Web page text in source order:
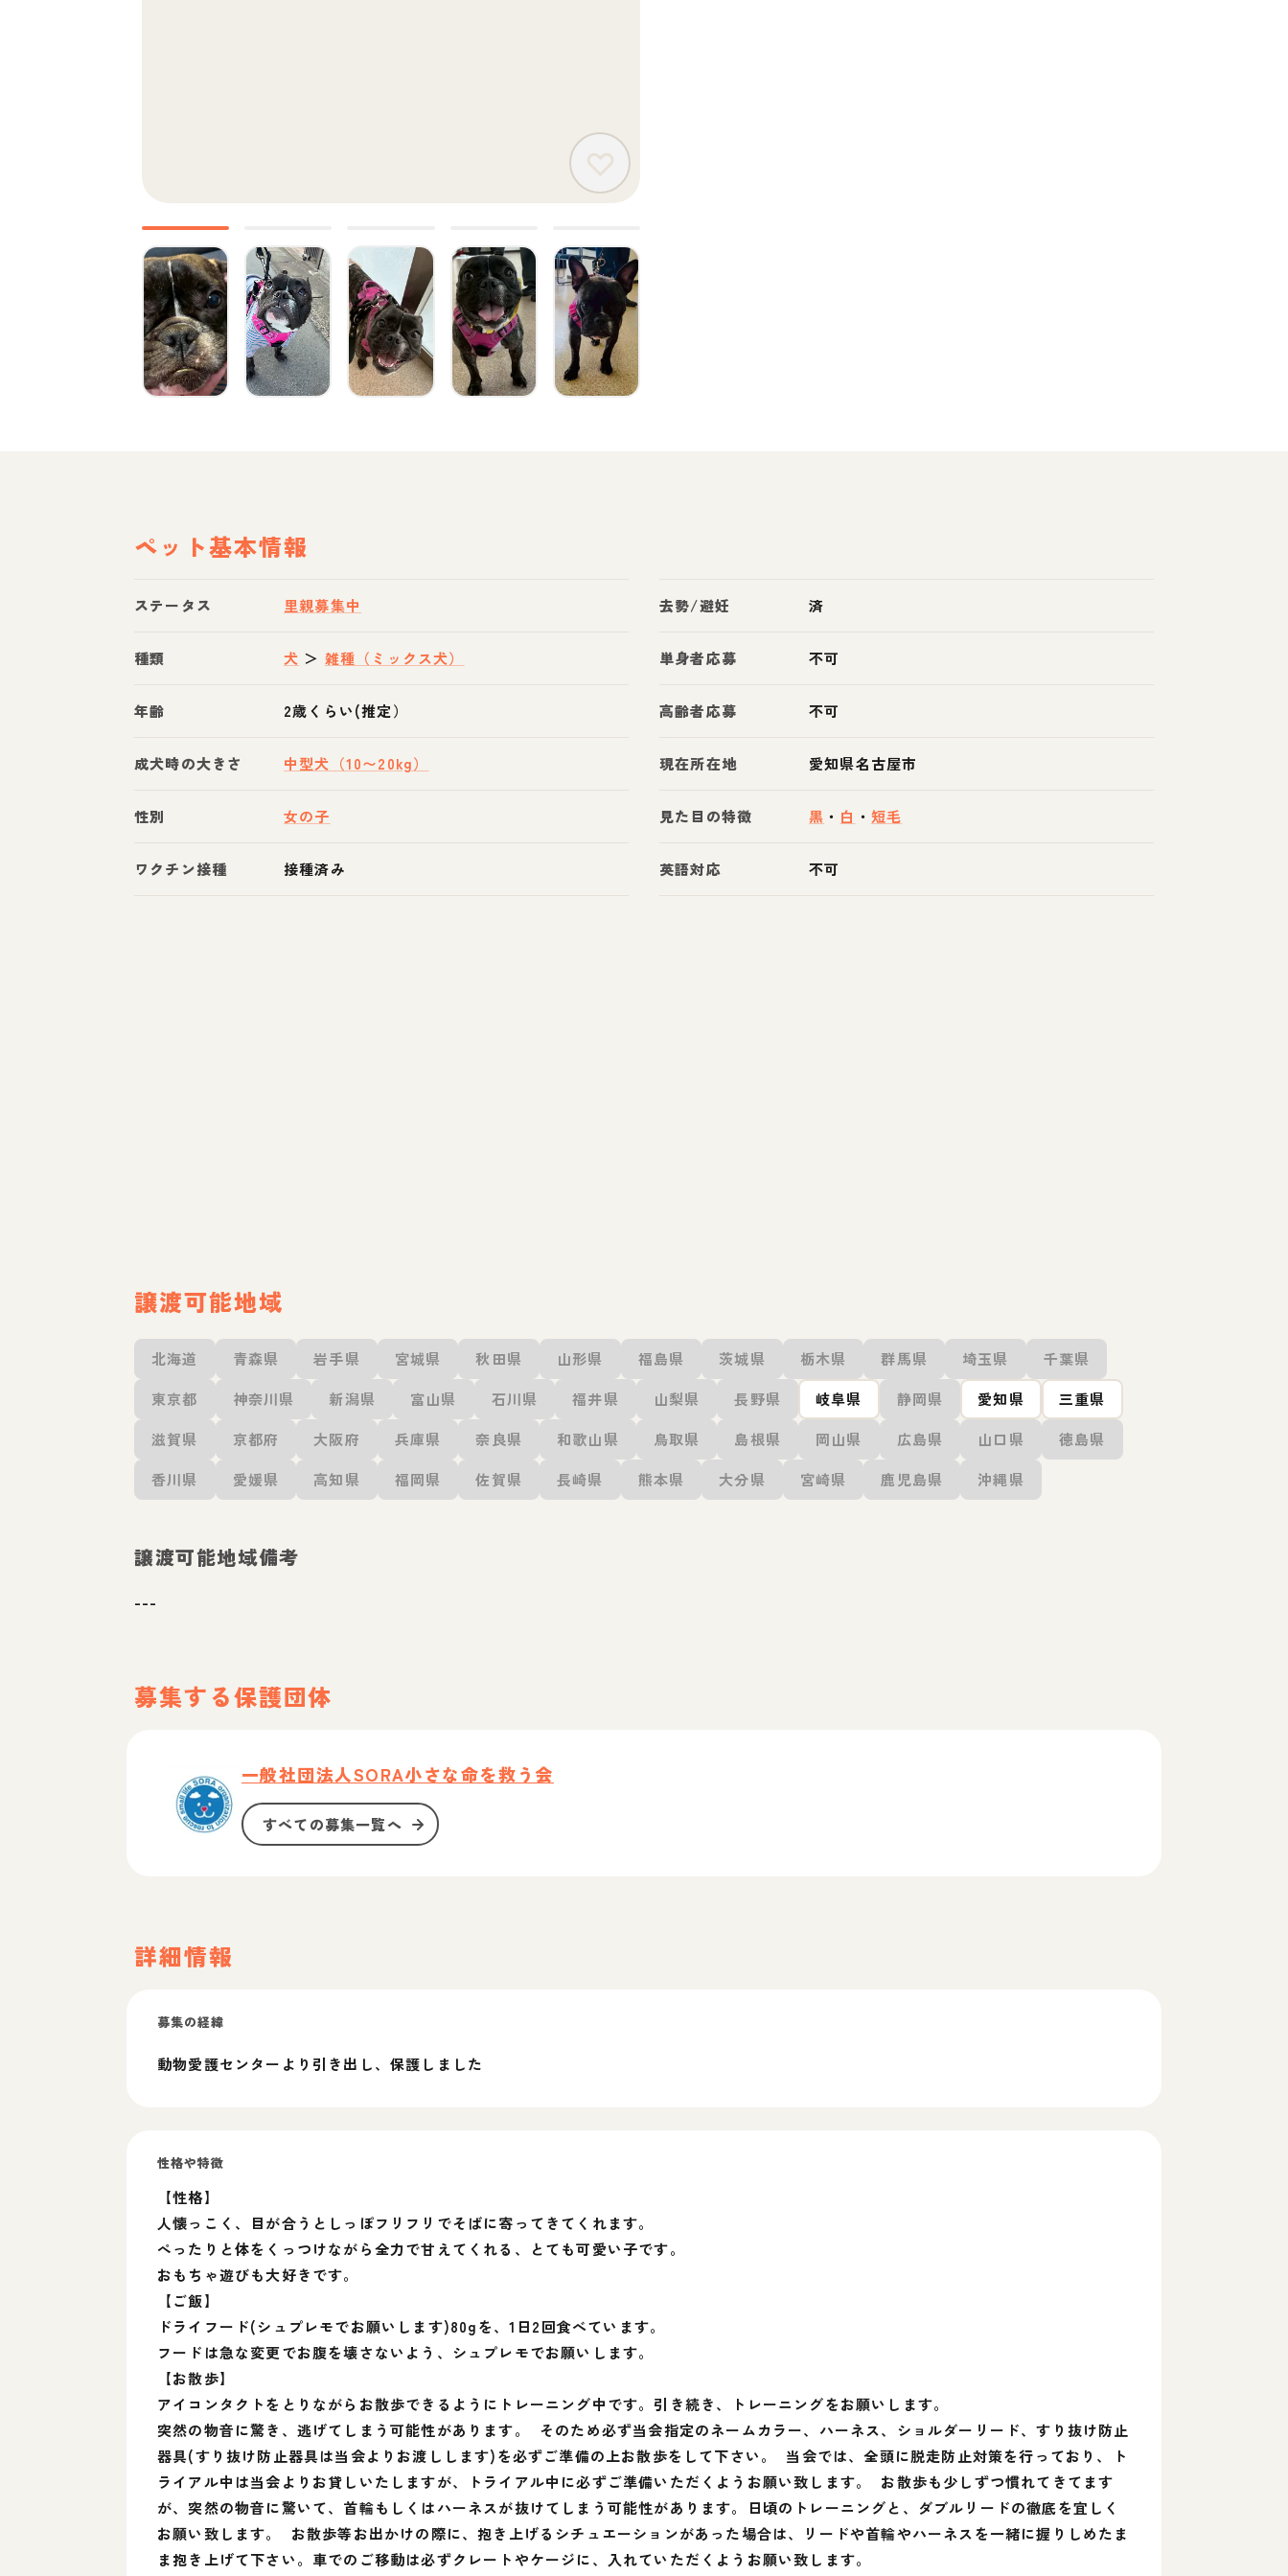
ペット基本情報
ステータス 里親募集中
種類 犬 ＞ 雑種（ミックス犬）
年齢 2歳くらい(推定）
成犬時の大きさ 中型犬（10〜20kg）
性別 女の子
ワクチン接種 接種済み
去勢/避妊 済
単身者応募 不可
高齢者応募 不可
現在所在地 愛知県名古屋市
見た目の特徴 黒 ・ 白 ・ 短毛
英語対応 不可
譲渡可能地域
北海道 青森県 岩手県 宮城県 秋田県 山形県 福島県 茨城県 栃木県 群馬県 埼玉県
千葉県
東京都
神奈川県 新潟県 富山県 石川県 福井県 山梨県 長野県 岐阜県 静岡県 愛知県
三重県
滋賀県
京都府 大阪府 兵庫県 奈良県 和歌山県 鳥取県 島根県 岡山県 広島県 山口県
徳島県
香川県
愛媛県 高知県 福岡県 佐賀県 長崎県 熊本県 大分県 宮崎県 鹿児島県 沖縄県
譲渡可能地域備考
---
募集する保護団体
一般社団法人SORA小さな命を救う会
すべての募集一覧へ
詳細情報
募集の経緯
動物愛護センターより引き出し、保護しました
性格や特徴
【性格】
人懐っこく、目が合うとしっぽフリフリでそばに寄ってきてくれます。
ぺったりと体をくっつけながら全力で甘えてくれる、とても可愛い子です。
おもちゃ遊びも大好きです。
【ご飯】
ドライフード(シュプレモでお願いします)80gを、1日2回食べています。
フードは急な変更でお腹を壊さないよう、シュプレモでお願いします。
【お散歩】
アイコンタクトをとりながらお散歩できるようにトレーニング中です。引き続き、トレーニングをお願いします。
突然の物音に驚き、逃げてしまう可能性があります。 そのため必ず当会指定のネームカラー、ハーネス、ショルダーリード、すり抜け防止
器具(すり抜け防止器具は当会よりお渡しします)を必ずご準備の上お散歩をして下さい。 当会では、全頭に脱走防止対策を行っており、ト
ライアル中は当会よりお貸しいたしますが、トライアル中に必ずご準備いただくようお願い致します。 お散歩も少しずつ慣れてきてます
が、突然の物音に驚いて、首輪もしくはハーネスが抜けてしまう可能性があります。日頃のトレーニングと、ダブルリードの徹底を宜しく
お願い致します。 お散歩等お出かけの際に、抱き上げるシチュエーションがあった場合は、リードや首輪やハーネスを一緒に握りしめたま
ま抱き上げて下さい。車でのご移動は必ずクレートやケージに、入れていただくようお願い致します。